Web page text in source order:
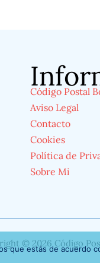
Código Postal
Aviso Legal
Contacto
Cookies
Política de
Sobre Mi
© 2026 Código
que estás de acuerdo